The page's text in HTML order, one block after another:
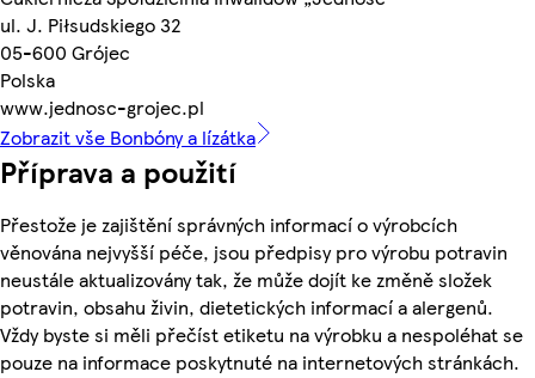
ul. J. Piłsudskiego 32
05-600 Grójec
Polska
www.jednosc-grojec.pl
Zobrazit vše Bonbóny a lízátka
Příprava a použití
Přestože je zajištění správných informací o výrobcích
věnována nejvyšší péče, jsou předpisy pro výrobu potravin
neustále aktualizovány tak, že může dojít ke změně složek
potravin, obsahu živin, dietetických informací a alergenů.
Vždy byste si měli přečíst etiketu na výrobku a nespoléhat se
pouze na informace poskytnuté na internetových stránkách.